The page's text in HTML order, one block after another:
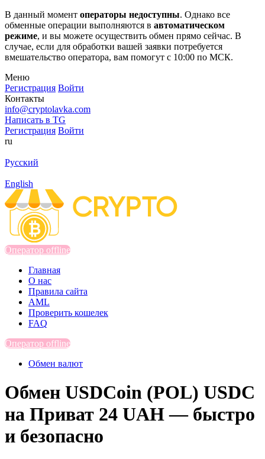
В данный момент операторы недоступны. Однако все
обменные операции выполняются в автоматическом
режиме, и вы можете осуществить обмен прямо сейчас. В
случае, если для обработки вашей заявки потребуется
вмешательство оператора, вам помогут с 10:00 по МСК.
Меню
Регистрация Войти
Контакты
info@cryptolavka.com
Написать в TG
Регистрация Войти
ru
Русский
English
Оператор offline
Главная
О нас
Правила сайта
AML
Проверить кошелек
FAQ
Оператор offline
Обмен валют
Обмен USDCoin (POL) USDC
на Приват 24 UAH — быстро
и безопасно